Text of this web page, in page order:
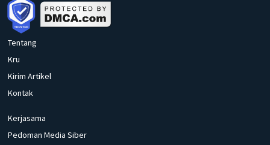
Tentang
Kru
Kirim Artikel
Kontak
Kerjasama
Pedoman Media Siber